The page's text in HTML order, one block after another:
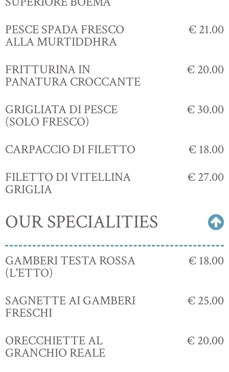
PESCE SPADA FRESCO
ALLA MURTIDDHRA
€ 21.00
FRITTURINA IN
PANATURA CROCCANTE
€ 20.00
GRIGLIATA DI PESCE
(SOLO FRESCO)
€ 30.00
CARPACCIO DI FILETTO
€ 18.00
FILETTO DI VITELLINA
GRIGLIA
€ 27.00
OUR SPECIALITIES
GAMBERI TESTA ROSSA
(L'ETTO)
€ 18.00
SAGNETTE AI GAMBERI
FRESCHI
€ 25.00
ORECCHIETTE AL
GRANCHIO REALE
€ 20.00